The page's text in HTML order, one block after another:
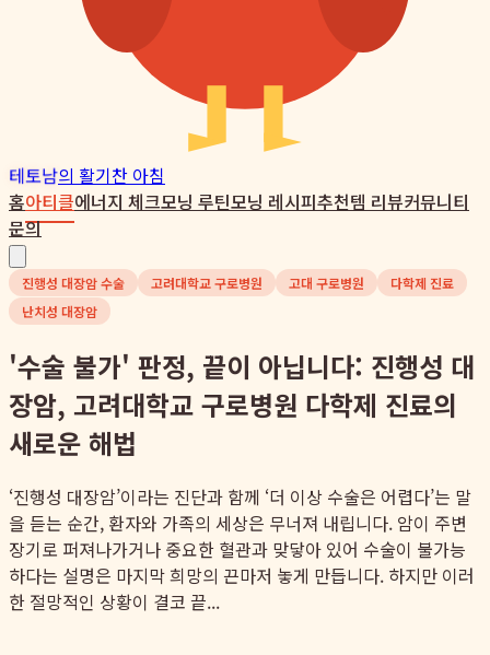
테토남의 활기찬 아침
홈아티클에너지 체크모닝 루틴모닝 레시피추천템 리뷰커뮤니티
문의
진행성 대장암 수술 고려대학교 구로병원 고대 구로병원
다학제 진료
난치성 대장암
'수술 불가' 판정, 끝이 아닙니다: 진행성 대
장암, 고려대학교 구로병원 다학제 진료의
새로운 해법
‘진행성 대장암’이라는 진단과 함께 ‘더 이상 수술은 어렵다’는 말
을 듣는 순간, 환자와 가족의 세상은 무너져 내립니다. 암이 주변
장기로 퍼져나가거나 중요한 혈관과 맞닿아 있어 수술이 불가능
하다는 설명은 마지막 희망의 끈마저 놓게 만듭니다. 하지만 이러
한 절망적인 상황이 결코 끝...